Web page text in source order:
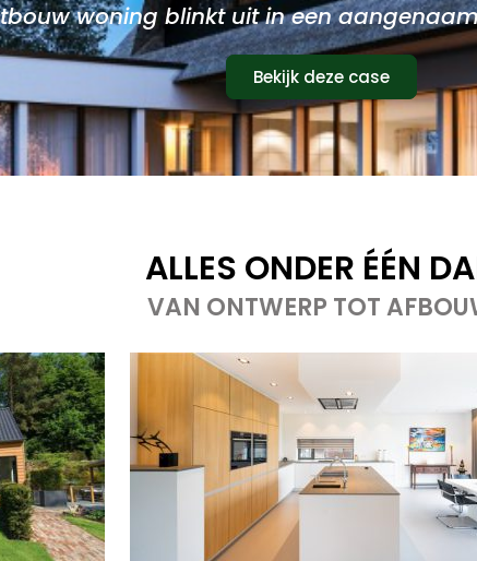
woning blinkt uit in een
Bekijk deze case
ALLES ONDER ÉÉN
VAN ONTWERP TOT